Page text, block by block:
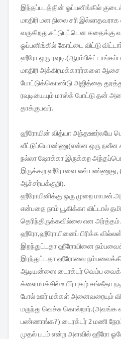
இந்தப்படத்தின் ஓப்பனிங்கில்
மாதிரி மன நிலை சரி
வருகிறது.சட்டுபுட்டென கதைக்கு
ஓப்பனிங்கில் கோட்டை விட்டு
ஹீரோ ஒரு
மாதிரி அக்கிரமக்காரர்களை ஆசை
போட்டுக்கொண்டு அஜித்தை
ரவுடியையும் மாஸ்க் போட்டு தன்
தாக்குபவர்.
ஹீரோயின் வித்யா அந்தஊர்லயே
வீட்டுப்பொண்ணு(என்ன ஒரு நவீன
நல்லா ஷோக்கா இருக்கற
இருக்கற ஹீரோவை லவ் பண்ணுது,
ஆச்சர்யக்குறி).
ஹீரோயினிக்கு ஒரு முறை
என்பதை நாம் யூகிக்கா விட்டால்
தெரிந்திருக்கவில்லை என அர்த்தம்.
ஹீரோ,ஹீரோயினைப் பிரிக்க
இறந்துட்டதா ஹீரோயினை
இரந்துட்டதா ஹீரோவை
ஆடியன்ஸை டைரக்டர் வெம்ப
க்ளைமாக்சில் உயிர் புகழ் சங்கீதா
போல் ஊர் மக்கள் அனைவரையும்
மருந்து வெச்சு கொல்றார்.(அவங்க
பண்ணாங்க?).டைரக்டர் 2 மணி
முதல் படம் என்ற அளவில் ஹீரோ